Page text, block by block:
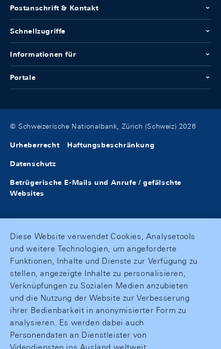
Postanschrift & Kontakt
Schnellzugriffe
Informationen für
Portale
© Schweizerische Nationalbank, Zürich (Schweiz) 2026
Urheberrecht Haftungsbeschränkung
Datenschutz
Betrügerische E-Mails und Anrufe / gefälschte
Websites
Diese Website verwendet Cookies, Analysetools
und weitere Technologien, um angeforderte
Funktionen, Inhalte und Dienste zur Verfügung zu
stellen, angezeigte Inhalte zu personalisieren,
Verknüpfungen zu Sozialen Medien anzubieten
und die Nutzung der Website zur Verbesserung
ihrer Bedienbarkeit in anonymisierter Form zu
analysieren. Es werden dabei auch
Personendaten an Dienstleister von